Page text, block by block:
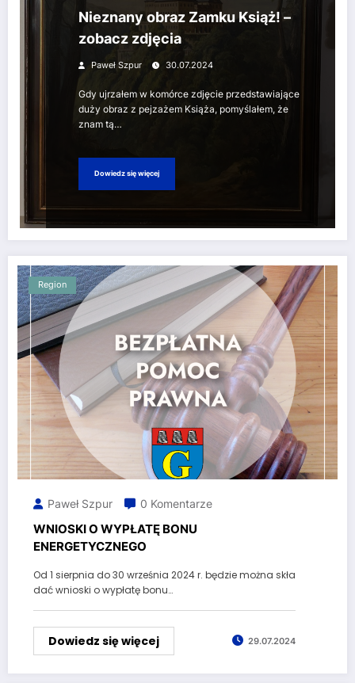
Nieznany obraz Zamku Książ! –
zobacz zdjęcia
Paweł Szpur 30.07.2024
Gdy ujrzałem w komórce zdjęcie przedstawiające
duży obraz z pejzażem Książa, pomyślałem, że
znam tą…
Dowiedz się więcej
Region
Paweł Szpur 0 Komentarze
WNIOSKI O WYPŁATĘ BONU
ENERGETYCZNEGO
Od 1 sierpnia do 30 września 2024 r. będzie można skła
dać wnioski o wypłatę bonu…
Dowiedz się więcej 29.07.2024